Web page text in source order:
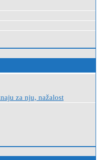
Vam na nesebičnom radu i